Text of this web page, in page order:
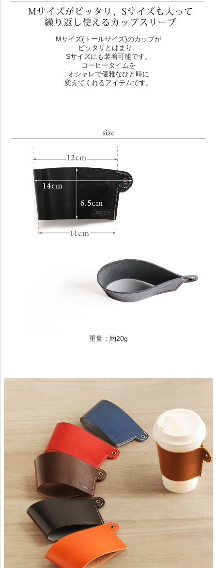
Mサイズ(トールサイズ)のカップが
ピッタリとはまり、
Sサイズにも装着可能です。
コーヒータイムを
オシャレで優雅なひと時に
変えてくれるアイテムです。
重量：約20g